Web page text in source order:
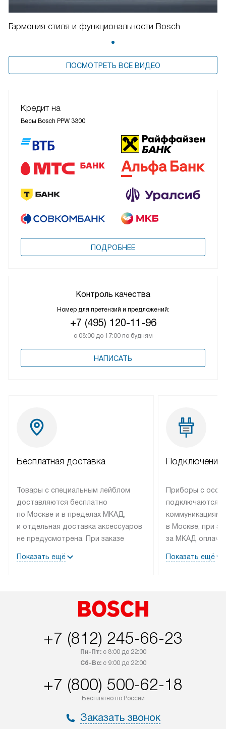
Гармония стиля и функциональности Bosch
ПОСМОТРЕТЬ ВСЕ ВИДЕО
Кредит на
Весы Bosch PPW 3300
ПОДРОБНЕЕ
Контроль качества
Номер для претензий и предложений:
+7 (495) 120-11-96
с 08:00 до 17:00 по будням
НАПИСАТЬ
Бесплатная доставка
Товары с специальным лейблом
доставляются бесплатно
по Москве и в пределах МКАД,
и отдельная доставка аксессуаров
не предусмотрена. При заказе
рекомендуем обсудить
со статусом «В наличии» могут
быть отправлены покупателю
интересен товар «Под заказ»,
обсудите возможность его
приобретения с менеджером сайта.
доставляются бесплатно
по Москве в пределах МКАД,
не предусмотрена.
Показать ещё
Подключение
Приборы с
подключаются к
коммуникациям
в Москве, при
за МКАД
партнера
по монтажу
материалы.
Показать ещё
+7 (812) 245-66-23
Пн-Пт:с 8:00 до 22:00
Сб-Вс:с 9:00 до 22:00
+7 (800) 500-62-18
Бесплатно по России
Заказать звонок